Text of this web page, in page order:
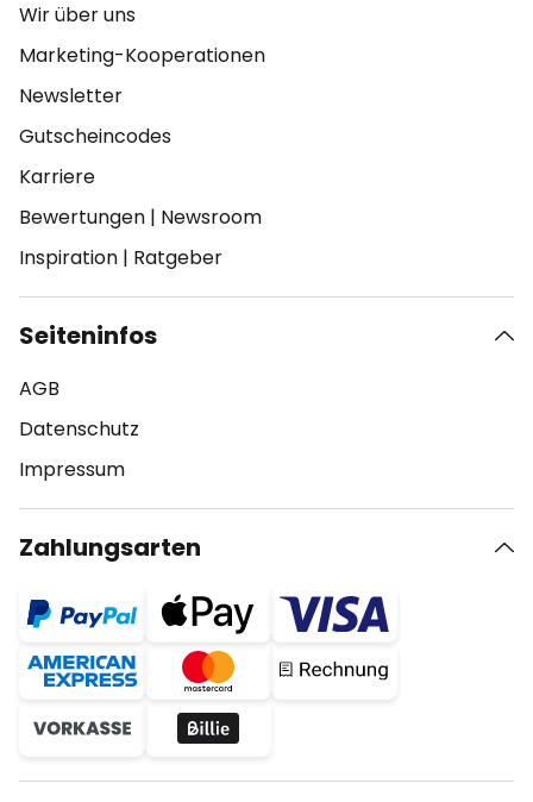
Wir über uns
Marketing-Kooperationen
Newsletter
Gutscheincodes
Karriere
Bewertungen | Newsroom
Inspiration | Ratgeber
Seiteninfos
AGB
Datenschutz
Impressum
Zahlungsarten